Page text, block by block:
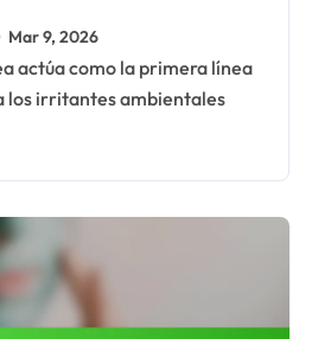
manejo
Mar 9, 2026
los irritantes ambientales